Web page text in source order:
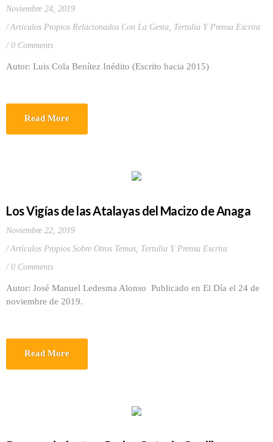
Noviembre 24, 2019
Artículos Propios Relacionados Con La Gesta, Tertulia Y Prensa Escrita
0 Comments
Autor: Luis Cola Benítez Inédito (Escrito hacia 2015)
Read More
Los Vigías de las Atalayas del Macizo de Anaga
Noviembre 22, 2019
Artículos Propios Sobre Otros Temas, Tertulia Y Prensa Escrita
0 Comments
Autor: José Manuel Ledesma Alonso Publicado en El Día el 24 de
noviembre de 2019.
Read More